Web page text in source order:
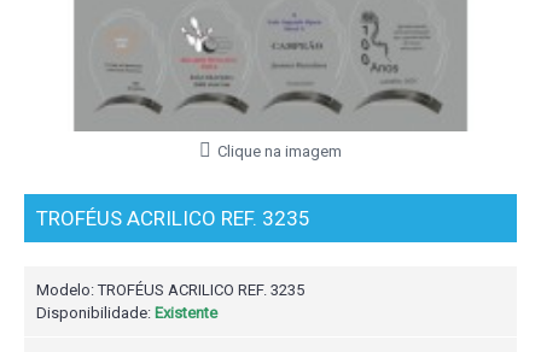
Clique na imagem
TROFÉUS ACRILICO REF. 3235
Modelo:TROFÉUS ACRILICO REF. 3235
Disponibilidade: Existente